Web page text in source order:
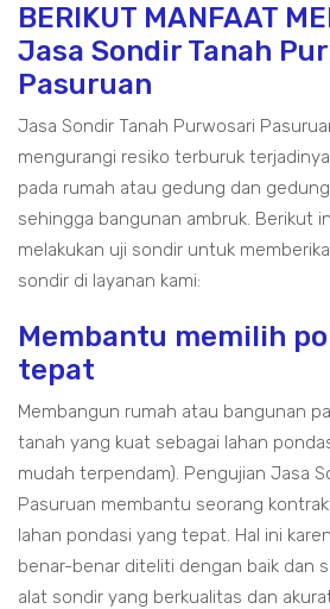
BERIKUT MANFAAT
Jasa Sondir Tanah
Pasuruan
Jasa Sondir Tanah Purwosari
mengurangi resiko terburuk
pada rumah atau gedung dan
sehingga bangunan ambruk. Berikut
melakukan uji sondir untuk
sondir di layanan kami:
Membantu memilih
tepat
Membangun rumah atau bangunan
tanah yang kuat sebagai lahan
mudah terpendam). Pengujian Jasa
Pasuruan membantu seorang
lahan pondasi yang tepat. Hal ini
benar-benar diteliti dengan baik dan
alat sondir yang berkualitas dan